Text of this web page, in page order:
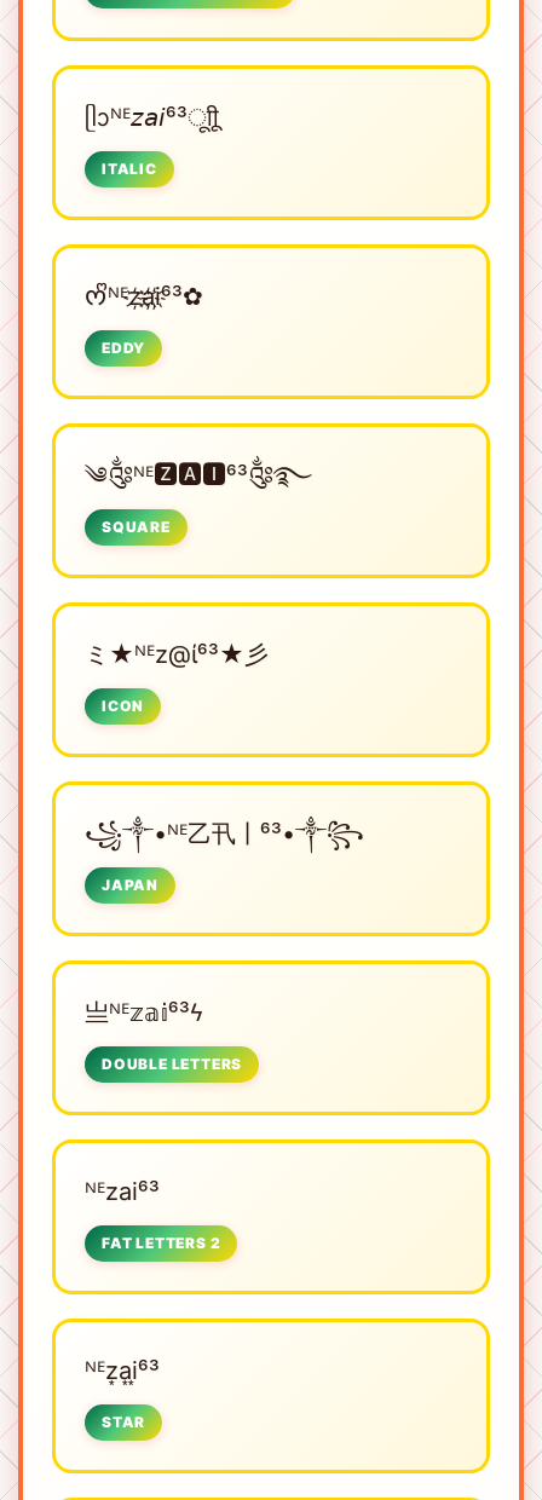
ᥫᩣᴺᴱㅤ𝘻𝘢𝘪⁶³ㅤूाीू
ITALIC
ᰔᩚᴺᴱㅤz҉a҉i҉⁶³✿
EDDY
༄༂ᴺᴱㅤ🆉🅰🅸⁶³༂࿐
SQUARE
ミ★ᴺᴱㅤz@ί⁶³★彡
ICON
꧁༒•ᴺᴱㅤ乙卂丨⁶³•༒꧂
JAPAN
亗ᴺᴱㅤ𝕫𝕒𝕚⁶³ϟ
DOUBLE LETTERS
ᴺᴱㅤzai⁶³
FAT LETTERS 2
ᴺᴱㅤz͙a͙i͙⁶³
STAR